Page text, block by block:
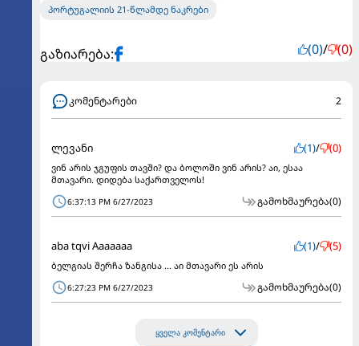
პორტუგალიის 21-წლამდე ნაკრები
გაზიარება: (0)/ (0)
კომენტარები 2
ლევანი (1)/ (0)
ვინ არის ჯგუფის თავში? და ბოლოში ვინ არის? აი, ესაა
მთავარი. დიდება საქართველოს!
6:37:13 PM 6/27/2023 გამოხმაურება(0)
aba tqvi Aaaaaaa (1)/ (5)
ბელგიას შერჩა ზანგისა ... აი მთავარი ეს არის
6:27:23 PM 6/27/2023 გამოხმაურება(0)
ყველა კომენტარი